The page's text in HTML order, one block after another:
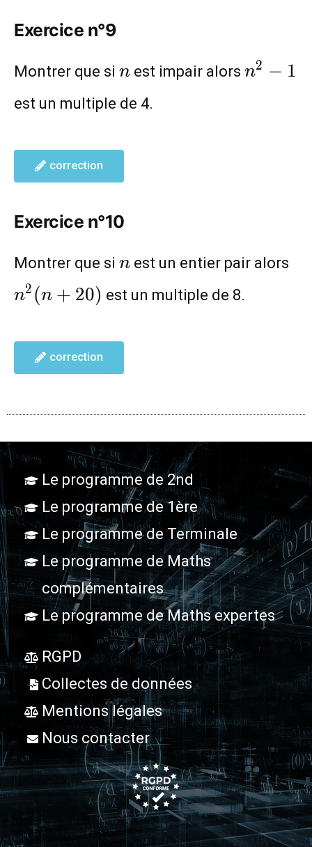
Exercice n°9
Montrer que si n
n est impair alors n^2-
n2 − 1
est un multiple de 4.
correction
Exercice n°10
Montrer que si n
n est un entier pair alors
n2 (n + 20) est un multiple de 8.
correction
Le programme de 2nd
Le programme de 1ère
Le programme de Terminale
Le programme de Maths
complémentaires
Le programme de Maths expertes
RGPD
Collectes de données
Mentions légales
Nous contacter